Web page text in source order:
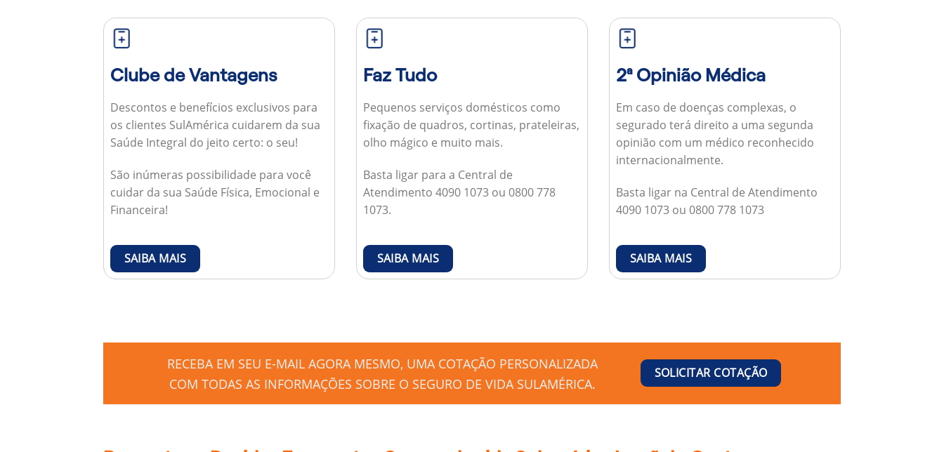
Clube de Vantagens
Descontos e benefícios exclusivos para
os clientes SulAmérica cuidarem da sua
Saúde Integral do jeito certo: o seu!
São inúmeras possibilidade para você
cuidar da sua Saúde Física, Emocional e
Financeira!
SAIBA MAIS
Faz Tudo
Pequenos serviços domésticos como
fixação de quadros, cortinas, prateleiras,
olho mágico e muito mais.
Basta ligar para a Central de
Atendimento 4090 1073 ou 0800 778
1073.
SAIBA MAIS
2ª Opinião Médica
Em caso de doenças complexas, o
segurado terá direito a uma segunda
opinião com um médico reconhecido
internacionalmente.
Basta ligar na Central de Atendimento
4090 1073 ou 0800 778 1073
SAIBA MAIS
RECEBA EM SEU E-MAIL AGORA MESMO, UMA COTAÇÃO PERSONALIZADA
COM TODAS AS INFORMAÇÕES SOBRE O SEGURO DE VIDA SULAMÉRICA.
SOLICITAR COTAÇÃO